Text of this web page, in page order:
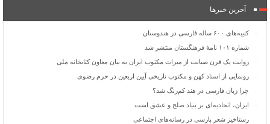
آخرین خبرها
کتیبه‌های ۶۰۰ ساله فارسی در هندوستان
شماره ۱۰۱ نامۀ فرهنگستان منتشر شد
روایت یک قرن صیانت از میراث مکتوب ایران به بیان معاون کتابخانه ملی
رونمایی از اسناد کهن و مکتوب تاریخی آیین اربعین در حرم رضوی
چرا زبان فارسی در هند کم‌رنگ شد؟
ایران، اتحادیه‌ای بر بنیاد صلح و عشق است
رستاخیز شعر پارسی در رسانه‌های اجتماعی